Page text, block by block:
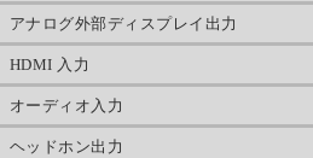
アナログ外部ディスプレイ出力
HDMI 入力
オーディオ入力
ヘッドホン出力